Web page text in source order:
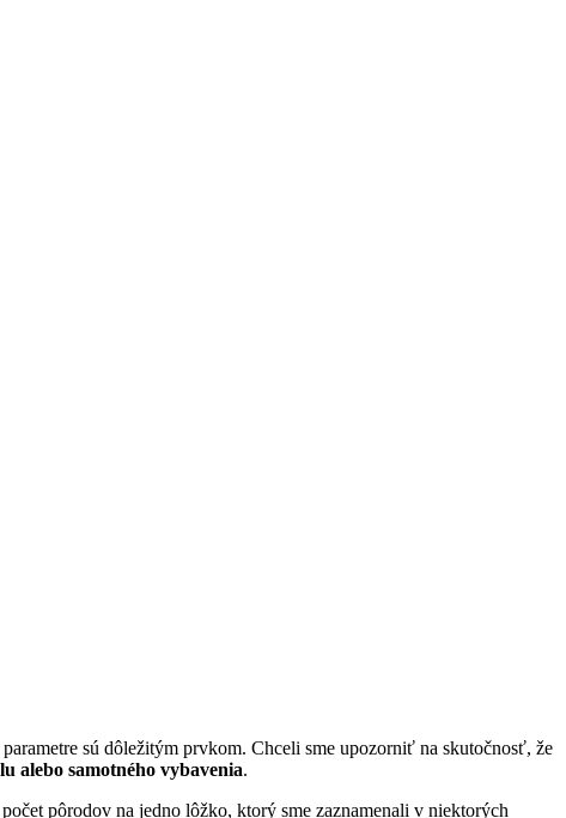
sú dôležitým prvkom. Chceli sme upozorniť na skutočnosť, že
alebo samotného vybavenia.
pôrodov na jedno lôžko, ktorý sme zaznamenali v niektorých